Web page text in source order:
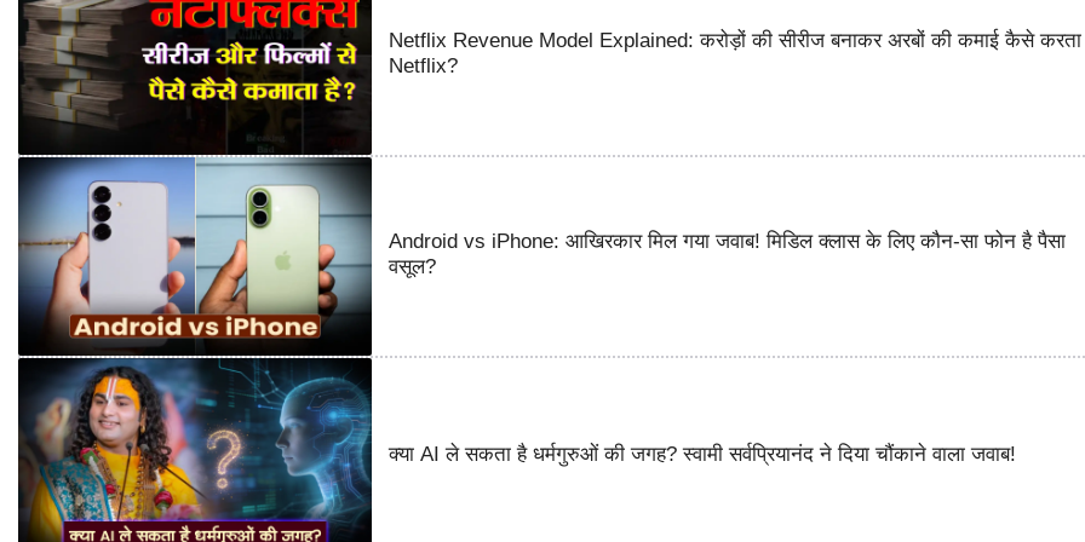
Netflix Revenue Model Explained: करोड़ों की सीरीज बनाकर अरबों की कमाई कैसे
Netflix?
Android vs iPhone: आखिरकार मिल गया जवाब! मिडिल क्लास के लिए कौन-सा फोन है पैसा
वसूल?
क्या AI ले सकता है धर्मगुरुओं की जगह? स्वामी सर्वप्रियानंद ने दिया चौंकाने वाला जवाब!